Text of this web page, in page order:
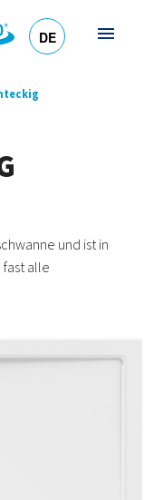
DE
und ist in
alle